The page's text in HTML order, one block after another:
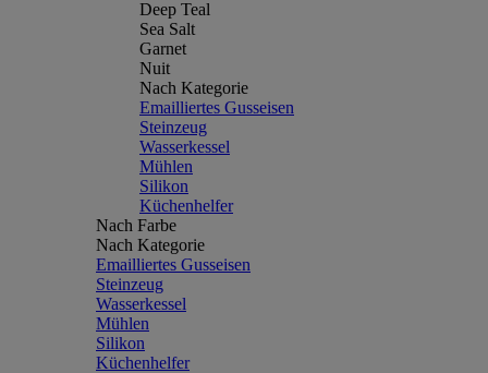
Deep Teal
Sea Salt
Garnet
Nuit
Nach Kategorie
Emailliertes Gusseisen
Steinzeug
Wasserkessel
Mühlen
Silikon
Küchenhelfer
Nach Farbe
Nach Kategorie
Emailliertes Gusseisen
Steinzeug
Wasserkessel
Mühlen
Silikon
Küchenhelfer